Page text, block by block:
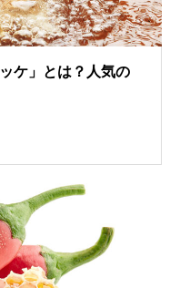
ケ」とは？人気の